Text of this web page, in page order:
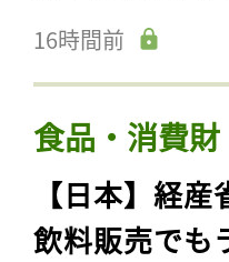
16時間前
食品・消費
【日本】経
飲料販売でも